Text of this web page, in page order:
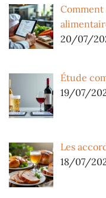
Comment
20/07/
Étude
19/07/
Les
18/07/